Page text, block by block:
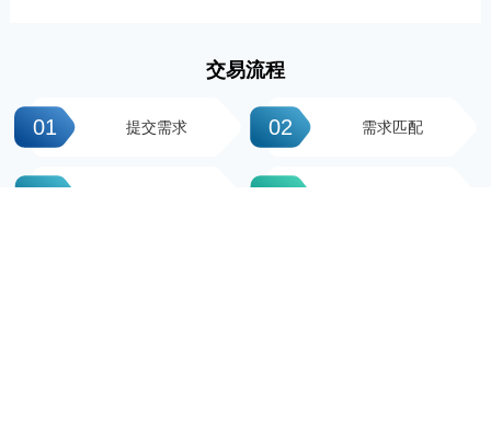
交易流程
01 提交需求 02 需求匹配
03 04